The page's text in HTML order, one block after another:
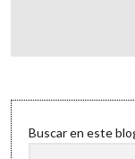
Sidebar
Buscar en este